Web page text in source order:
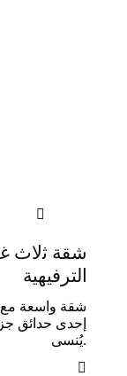

ﺷﻘﺔ ﺛلاث
اﻟﺘﺮﻓﻴﻬﻴﺔ
ﺷﻘﺔ واﺳﻌﺔ
إﺣﺪى ﺣﺪاﺋﻖ
.ﻳُﻨﺴﻰ
